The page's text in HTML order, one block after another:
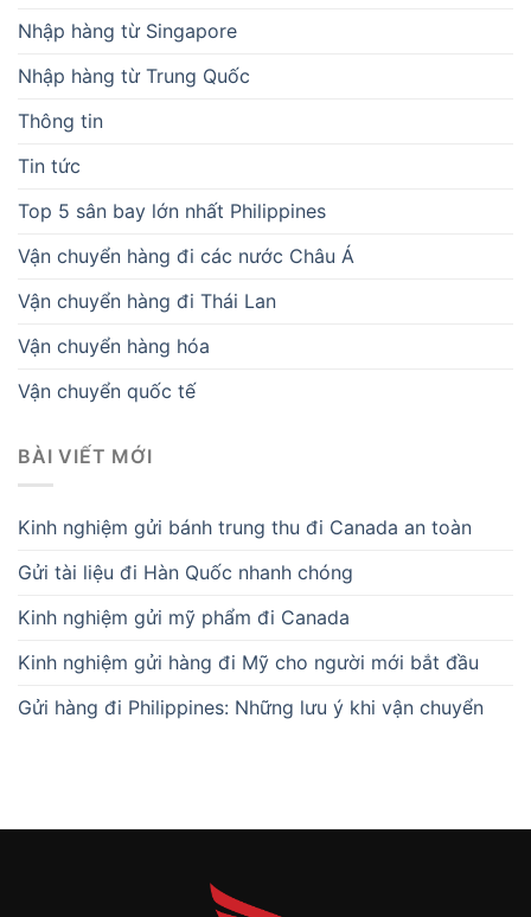
Nhập hàng từ Singapore
Nhập hàng từ Trung Quốc
Thông tin
Tin tức
Top 5 sân bay lớn nhất Philippines
Vận chuyển hàng đi các nước Châu Á
Vận chuyển hàng đi Thái Lan
Vận chuyển hàng hóa
Vận chuyển quốc tế
BÀI VIẾT MỚI
Kinh nghiệm gửi bánh trung thu đi Canada an toàn
Gửi tài liệu đi Hàn Quốc nhanh chóng
Kinh nghiệm gửi mỹ phẩm đi Canada
Kinh nghiệm gửi hàng đi Mỹ cho người mới bắt đầu
Gửi hàng đi Philippines: Những lưu ý khi vận chuyển